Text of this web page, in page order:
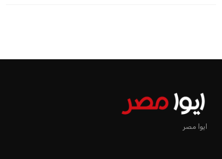
على الرغم من هذه الانتقادات، تشير التوقعات إلى أن إنفانتينو
منافس قوي يتمتع بإجماع داخل الأسرة الكروية الدولية. هذا يعزز
من فرص استمراره في قيادة “فيفا” حتى عام 2031.